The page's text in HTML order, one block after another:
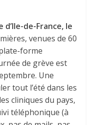
de-France, le
venues de 60
forme
de grève est
Une
tout l’été dans les
cliniques du pays,
téléphonique (à